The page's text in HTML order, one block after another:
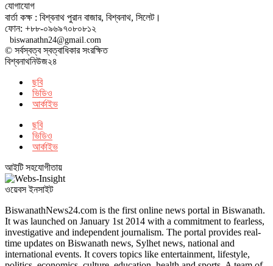
যোগাযোগ
বার্তা কক্ষ : বিশ্বনাথ পুরান বাজার, বিশ্বনাথ, সিলেট।
ফোন: +৮৮-০৯৬৯৭০৮০৮১২
biswanathn24@gmail.com
© সর্বস্বত্ব স্বত্বাধিকার সংরক্ষিত
বিশ্বনাথনিউজ২৪
ছবি
ভিডিও
আর্কাইভ
ছবি
ভিডিও
আর্কাইভ
আইটি সহযোগীতায়
ওয়েবস ইনসাইট
BiswanathNews24.com is the first online news portal in Biswanath.
It was launched on January 1st 2014 with a commitment to fearless,
investigative and independent journalism. The portal provides real-
time updates on Biswanath news, Sylhet news, national and
international events. It covers topics like entertainment, lifestyle,